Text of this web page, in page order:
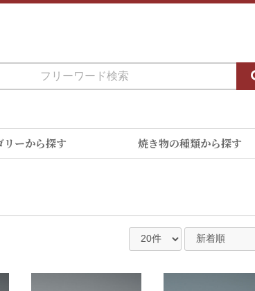
リーから探す 焼き物の種類から探す